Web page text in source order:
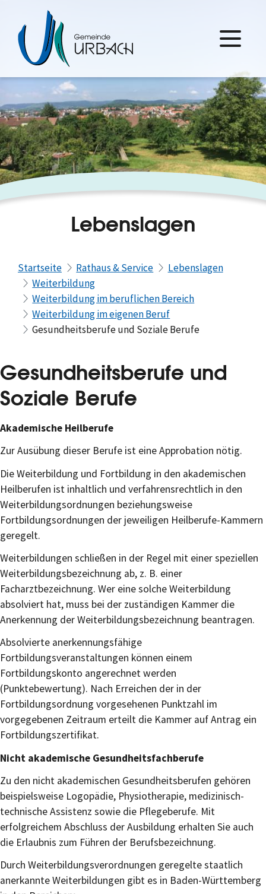
Lebenslagen
Startseite Rathaus & Service
Lebenslagen
Weiterbildung
Weiterbildung im beruflichen Bereich
Weiterbildung im eigenen Beruf
Gesundheitsberufe und Soziale Berufe
Gesundheitsberufe und
Soziale Berufe
Akademische Heilberufe
Zur Ausübung dieser Berufe ist eine Approbation nötig.
Die Weiterbildung und Fortbildung in den akademischen
Heilberufen ist inhaltlich und verfahrensrechtlich in den
Weiterbildungsordnungen beziehungsweise
Fortbildungsordnungen der jeweiligen Heilberufe-Kammern
geregelt.
Weiterbildungen schließen in der Regel mit einer speziellen
Weiterbildungsbezeichnung ab, z. B. einer
Facharztbezeichnung. Wer eine solche Weiterbildung
absolviert hat, muss bei der zuständigen Kammer die
Anerkennung der Weiterbildungsbezeichnung beantragen.
Absolvierte anerkennungsfähige
Fortbildungsveranstaltungen können einem
Fortbildungskonto angerechnet werden
(Punktebewertung). Nach Erreichen der in der
Fortbildungsordnung vorgesehenen Punktzahl im
vorgegebenen Zeitraum erteilt die Kammer auf Antrag ein
Fortbildungszertifikat.
Nicht akademische Gesundheitsfachberufe
Zu den nicht akademischen Gesundheitsberufen gehören
beispielsweise Logopädie, Physiotherapie, medizinisch-
technische Assistenz sowie die Pflegeberufe. Mit
erfolgreichem Abschluss der Ausbildung erhalten Sie auch
die Erlaubnis zum Führen der Berufsbezeichnung.
Durch Weiterbildungsverordnungen geregelte staatlich
anerkannte Weiterbildungen gibt es in Baden-Württemberg